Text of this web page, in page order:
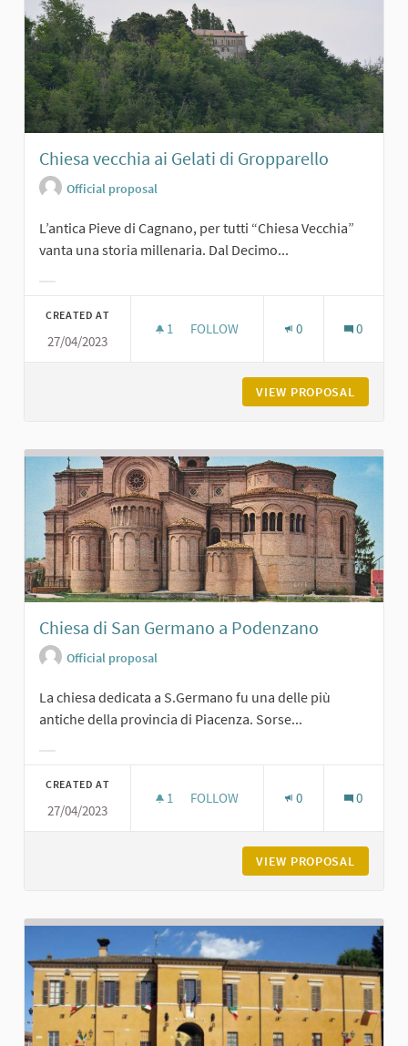
Chiesa vecchia ai Gelati di Gropparello
Official proposal
L’antica Pieve di Cagnano, per tutti “Chiesa Vecchia”
vanta una storia millenaria. Dal Decimo...
CREATED AT
27/04/2023
1 1 FOLLOWER
FOLLOW 0 0
VIEW PROPOSAL
Chiesa di San Germano a Podenzano
Official proposal
La chiesa dedicata a S.Germano fu una delle più
antiche della provincia di Piacenza. Sorse...
CREATED AT
27/04/2023
1 1 FOLLOWER
FOLLOW 0 0
VIEW PROPOSAL